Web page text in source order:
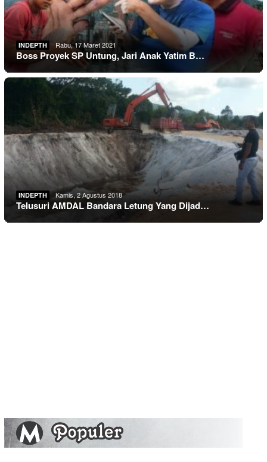
INDEPTH Rabu, 17 Maret 2021
Boss Proyek SP Untung, Jari Anak Yatim B…
INDEPTH Kamis, 2 Agustus 2018
Telusuri AMDAL Bandara Letung Yang Dijad…